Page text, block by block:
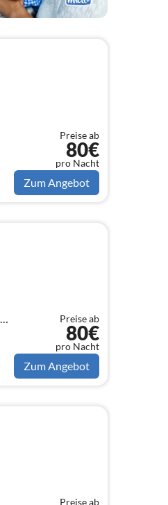
Preise ab
80€
pro Nacht
Zum Angebot
Preise ab
80€
pro Nacht
Zum Angebot
Preise ab